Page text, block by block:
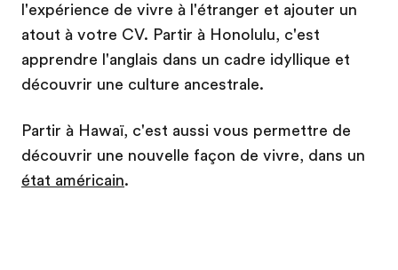
l'expérience de vivre à l'étranger et ajouter un
atout à votre CV. Partir à Honolulu, c'est
apprendre l'anglais dans un cadre idyllique et
découvrir une culture ancestrale.
Partir à Hawaï, c'est aussi vous permettre de
découvrir une nouvelle façon de vivre, dans un
état américain.